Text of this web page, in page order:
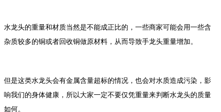
水龙头的重量和材质当然是不能成正比的，一些商家可能会用一些含
杂质较多的铜或者回收铜做原材料，从而导致手龙头重量增加。
但是这类水龙头会有金属含量超标的情况，也会对水质造成污染，影
响我们的身体健康，所以大家一定不要仅凭重量来判断水龙头的质量
如何。